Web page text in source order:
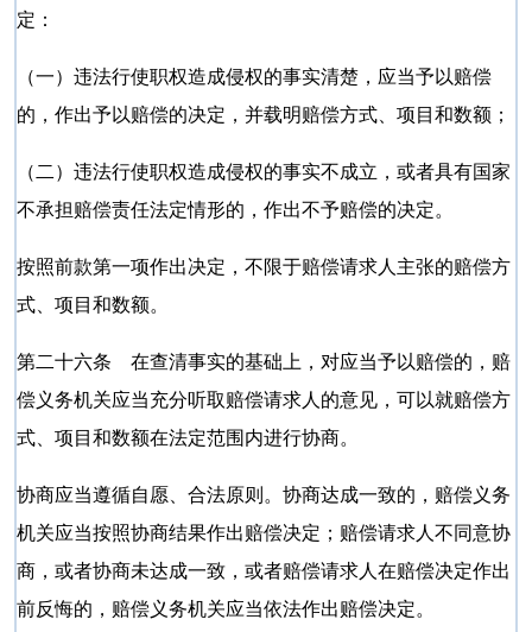
定：
（一）违法行使职权造成侵权的事实清楚，应当予以赔偿
的，作出予以赔偿的决定，并载明赔偿方式、项目和数额；
（二）违法行使职权造成侵权的事实不成立，或者具有国家
不承担赔偿责任法定情形的，作出不予赔偿的决定。
按照前款第一项作出决定，不限于赔偿请求人主张的赔偿方
式、项目和数额。
第二十六条 在查清事实的基础上，对应当予以赔偿的，赔
偿义务机关应当充分听取赔偿请求人的意见，可以就赔偿方
式、项目和数额在法定范围内进行协商。
协商应当遵循自愿、合法原则。协商达成一致的，赔偿义务
机关应当按照协商结果作出赔偿决定；赔偿请求人不同意协
商，或者协商未达成一致，或者赔偿请求人在赔偿决定作出
前反悔的，赔偿义务机关应当依法作出赔偿决定。